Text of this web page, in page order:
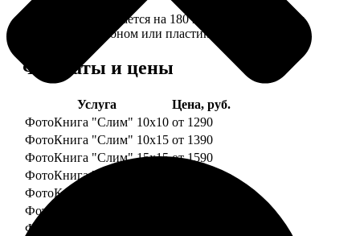
— Книга раскрывается на 180 градусов, развороты
укреплены картоном или пластиком.
Форматы и цены
Услуга
Цена, руб.
ФотоКнига "Слим" 10x10 от 1290
ФотоКнига "Слим" 10x15 от 1390
ФотоКнига "Слим" 15x15 от 1590
ФотоКнига "Слим" 15x20
ФотоКнига "Слим" 20x20
ФотоКнига "Слим" 20x30
ФотоКнига "Слим" 25x25